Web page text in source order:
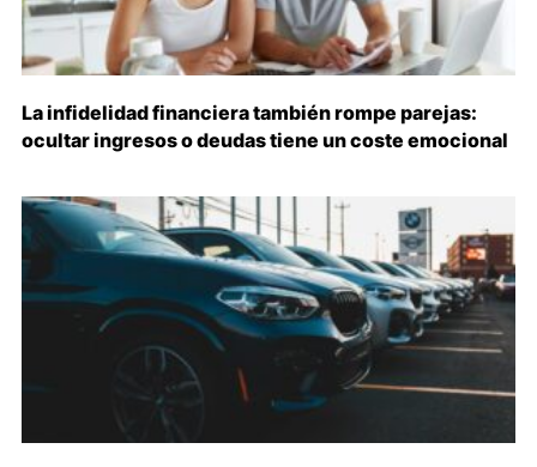
La infidelidad financiera también rompe parejas:
ocultar ingresos o deudas tiene un coste emocional